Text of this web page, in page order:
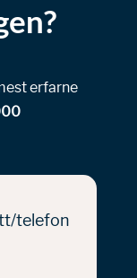
erfarne
telefon